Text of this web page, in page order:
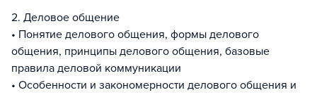
2. Деловое общение
• Понятие делового общения, формы делового
общения, принципы делового общения, базовые
правила деловой коммуникации
• Особенности и закономерности делового общения и